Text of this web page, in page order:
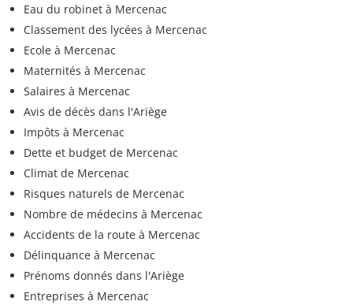
Eau du robinet à Mercenac
Classement des lycées à Mercenac
Ecole à Mercenac
Maternités à Mercenac
Salaires à Mercenac
Avis de décès dans l'Ariège
Impôts à Mercenac
Dette et budget de Mercenac
Climat de Mercenac
Risques naturels de Mercenac
Nombre de médecins à Mercenac
Accidents de la route à Mercenac
Délinquance à Mercenac
Prénoms donnés dans l'Ariège
Entreprises à Mercenac